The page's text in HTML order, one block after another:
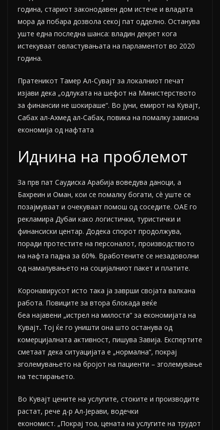
година, стариот законодавен дом истече и владата
мора да побара дозвола секој пат одделно. Останува
уште една последна шанса: владин декрет кога
истекуваат овластувањата на парламентот во 2020
година.
Пратеникот Тамер Ал-Сувајт за локалниот печат
изјави дека „одлуката на шефот на Министерството
за финансии не шокираше“. Во јуни, емирот на Кувајт,
Сабах ал-Ахмед ал-Сабах, повика на помалку зависна
економија од нафтата
Иднина на проблемот
За прв пат Саудиска Арабија воведува даноци, а
Бахреин и Оман, кои се помалку богати, сè уште се
позајмуваат и очекуваат помош од соседите. ОАЕ го
рекламира Дубаи како логистички, туристички и
финансиски центар. Додека спорот продолжува,
поради протестите на персоналот, производството
на нафта падна за 60%. Вработените се незадоволни
од намалувањето на социјалниот пакет и платите.
Коронавирусот исто така ја заврши својата валкана
работа. Повиците за втора блокада веќе
беа најавени „истрел на милоста“ за економијата на
Кувајт. Тој ќе го уништи она што останува од
комерцијалната активност, пишува Завија. Експертите
сметаат дека ситуацијата е „нормална“, покрај
зголемувањето на бројот на пациенти – зголемување
на тестирањето.
Во Кувајт цените на услугите, стоките и производите
растат, рече д-р Ал-Jерави, водечки
економист. „Покрај тоа, цената на услугите на трудот